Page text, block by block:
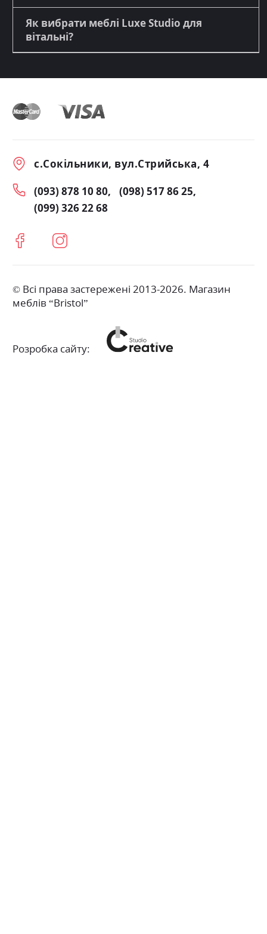
Як вибрати меблі Luxe Studio для
вітальні?
с.Сокільники, вул.Стрийська, 4
(093) 878 10 80
(098) 517 86 25
(099) 326 22 68
© Всі права застережені 2013-2026. Магазин
меблів “Bristol”
Розробка сайту: